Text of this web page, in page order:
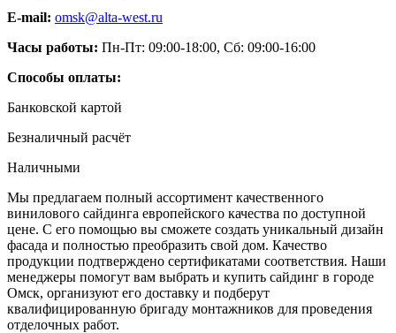
E-mail: omsk@alta-west.ru
Часы работы: Пн-Пт: 09:00-18:00, Сб: 09:00-16:00
Способы оплаты:
Банковской картой
Безналичный расчёт
Наличными
Мы предлагаем полный ассортимент качественного
винилового сайдинга европейского качества по доступной
цене. С его помощью вы сможете создать уникальный дизайн
фасада и полностью преобразить свой дом. Качество
продукции подтверждено сертификатами соответствия. Наши
менеджеры помогут вам выбрать и купить сайдинг в городе
Омск, организуют его доставку и подберут
квалифицированную бригаду монтажников для проведения
отделочных работ.